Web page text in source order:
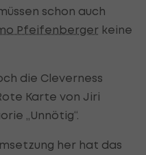
schon auch
Pfeifenberger keine
die Cleverness
Karte von Jiri
„Unnötig“.
her hat das